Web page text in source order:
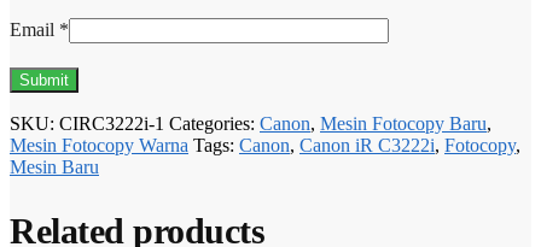
Email *
SKU: CIRC3222i-1 Categories: Canon, Mesin Fotocopy Baru,
Mesin Fotocopy Warna Tags: Canon, Canon iR C3222i, Fotocopy,
Mesin Baru
Related products